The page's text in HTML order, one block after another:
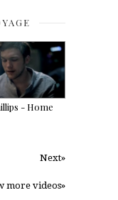
- Home
Next»
more videos»